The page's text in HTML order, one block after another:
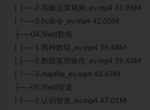
| ├──2.高级运算规则_ev.mp4 31.96M
| └──3.bc命令_ev.mp4 42.05M
├──04.Shell数组
| ├──1.两种数组_ev.mp4 36.48M
| ├──2.数组实用操作_ev.mp4 39.63M
| └──3.mapfile_ev.mp4 48.69M
├──05.Shell管道
| ├──1.认识管道_ev.mp4 47.01M